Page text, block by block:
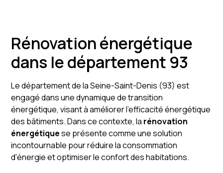
Rénovation énergétique
dans le département 93
Le département de la Seine-Saint-Denis (93) est
engagé dans une dynamique de transition
énergétique, visant à améliorer l'efficacité énergétique
des bâtiments. Dans ce contexte, la rénovation
énergétiquese présente comme une solution
incontournable pour réduire la consommation
d'énergie et optimiser le confort des habitations.